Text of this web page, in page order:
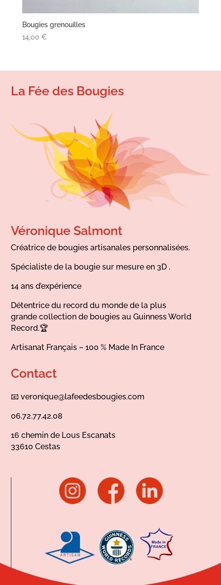
Bougies grenouilles
14,00 €
La Fée des Bougies
Véronique Salmont
Créatrice de bougies artisanales personnalisées.
Spécialiste de la bougie sur mesure en 3D .
14 ans d’expérience
Détentrice du record du monde de la plus
grande collection de bougies au Guinness World
Record.🏆
Artisanat Français – 100 % Made In France
Contact
📧veronique@lafeedesbougies.com
06.72.77.42.08
16 chemin de Lous Escanats
33610 Cestas